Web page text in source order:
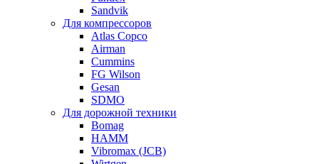
Sandvik
Для компрессоров
Atlas Copco
Airman
Cummins
FG Wilson
Gesan
SDMO
Для дорожной техники
Bomag
HAMM
Vibromax (JCB)